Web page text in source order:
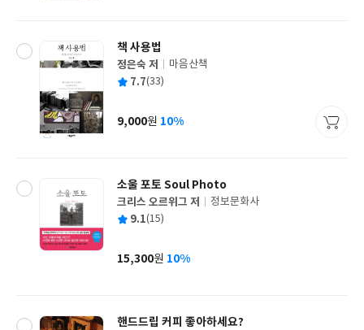
책 사용법
글
쓴
정은숙 저
출
사
마음산책
평 7.7(33)
가
9,000원 10%
소울 포토 Soul Photo
글
쓴
크리스 오르위그 저
출
사
정보문화사
평 9.1(15)
가
15,300원 10%
핸드드립 커피 좋아하세요?